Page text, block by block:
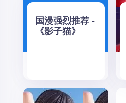
国漫强烈推荐 -
《影子猫》